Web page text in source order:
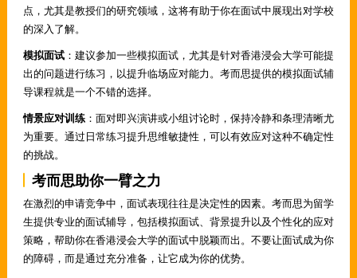
点，尤其是教授们的研究领域，这将有助于你在面试中展现出对学校
的深入了解。
模拟面试：建议参加一些模拟面试，尤其是针对香港浸会大学可能提
出的问题进行练习，以提升临场应对能力。考而思提供的模拟面试辅
导课程就是一个不错的选择。
情景应对训练：面对即兴演讲或小组讨论时，保持冷静和条理清晰尤
为重要。通过日常练习提升思维敏捷性，可以有效应对这种不确定性
的挑战。
考而思助你一臂之力
在激烈的申请竞争中，面试表现往往是决定性的因素。考而思为留学
生提供专业的面试辅导，包括模拟面试、背景提升以及个性化的应对
策略，帮助你在香港浸会大学的面试中脱颖而出。不要让面试成为你
的障碍，而是通过充分准备，让它成为你的优势。